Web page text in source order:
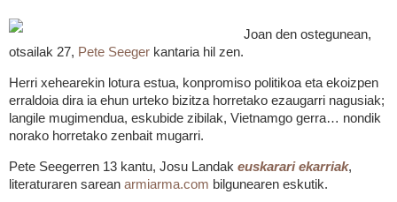
Joan den ostegunean,
otsailak 27, Pete Seeger kantaria hil zen.
Herri xehearekin lotura estua, konpromiso politikoa eta ekoizpen
erraldoia dira ia ehun urteko bizitza horretako ezaugarri nagusiak;
langile mugimendua, eskubide zibilak, Vietnamgo gerra… nondik
norako horretako zenbait mugarri.
Pete Seegerren 13 kantu, Josu Landak euskarari ekarriak,
literaturaren sarean armiarma.com bilgunearen eskutik.